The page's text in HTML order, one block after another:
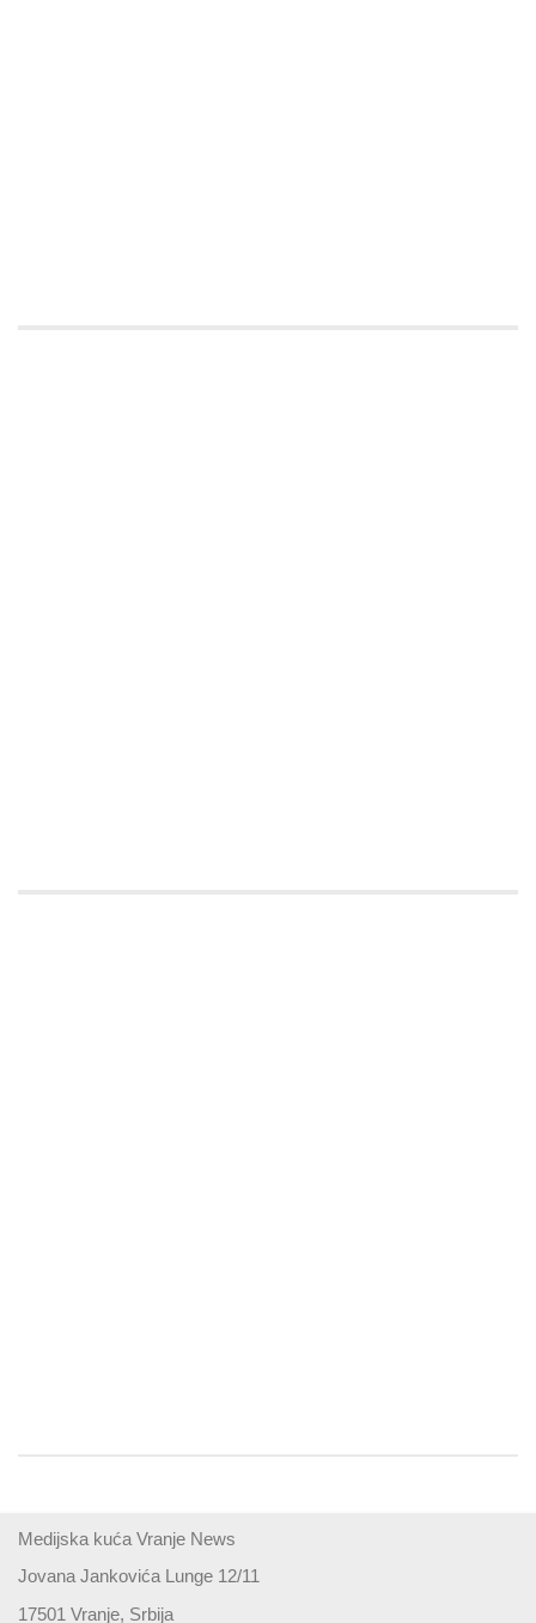
Medijska kuća Vranje News
Jovana Jankovića Lunge 12/11
17501 Vranje, Srbija